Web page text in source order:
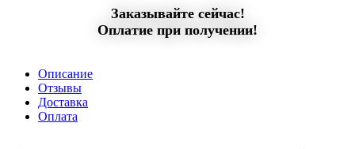
Заказывайте сейчас!
Оплатие при получении!
Описание
Отзывы
Доставка
Оплата